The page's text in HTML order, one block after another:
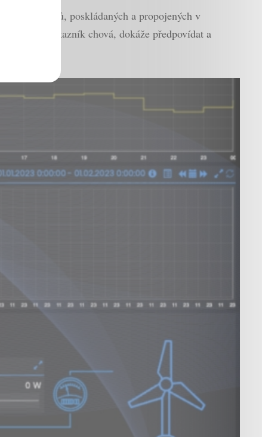
akumulátorů, poskládaných a propojených v
jak se zákazník chová, dokáže předpovídat a